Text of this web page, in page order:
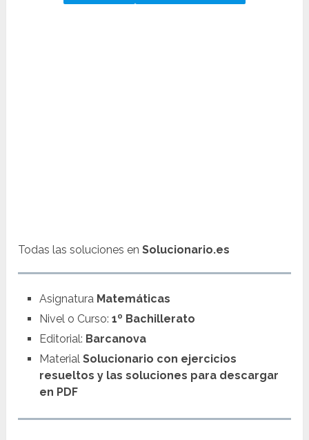
Todas las soluciones enSolucionario.es
Asignatura Matemáticas
Nivel o Curso: 1º Bachillerato
Editorial: Barcanova
Material Solucionario con ejercicios
resueltos y las soluciones para descargar
en PDF